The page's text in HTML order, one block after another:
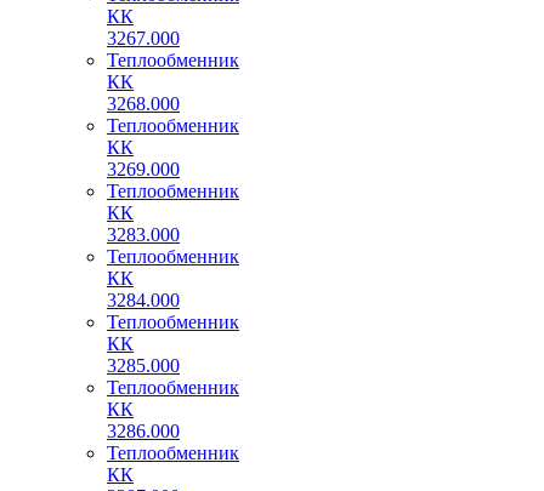
КК
3267.000
Теплообменник
КК
3268.000
Теплообменник
КК
3269.000
Теплообменник
КК
3283.000
Теплообменник
КК
3284.000
Теплообменник
КК
3285.000
Теплообменник
КК
3286.000
Теплообменник
КК